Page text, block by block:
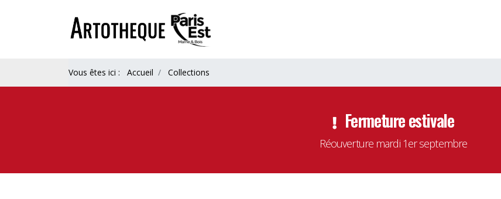
Vous êtes ici : Accueil Collections
Fermeture estivale
Réouverture mardi 1er septembre